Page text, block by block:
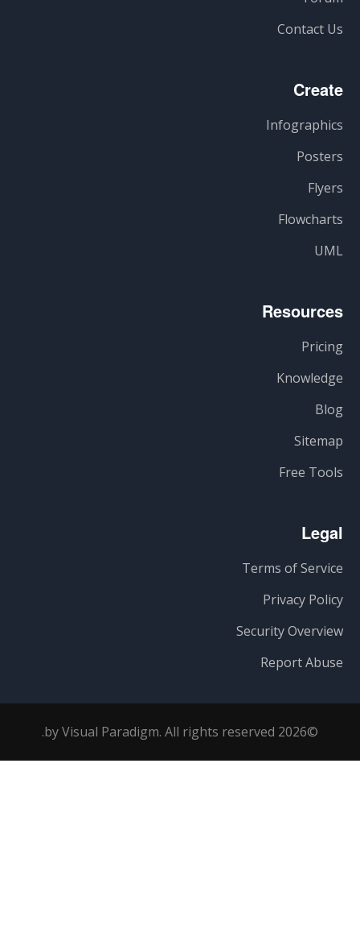
Contact Us
Create
Infographics
Posters
Flyers
Flowcharts
UML
Resources
Pricing
Knowledge
Blog
Sitemap
Free Tools
Legal
Terms of Service
Privacy Policy
Security Overview
Report Abuse
©2026 by Visual Paradigm. All rights reserved.